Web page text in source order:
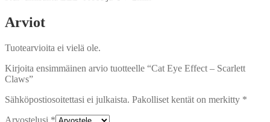
Arviot
Tuotearvioita ei vielä ole.
Kirjoita ensimmäinen arvio tuotteelle “Cat Eye Effect – Scarlett
Claws”
Sähköpostiosoitettasi ei julkaista. Pakolliset kentät on merkitty *
Arvostelusi *